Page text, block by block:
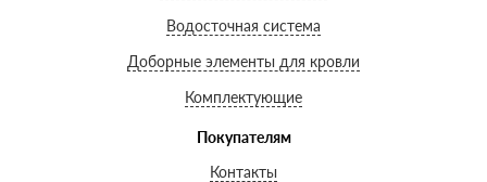
Водосточная система
Доборные элементы для кровли
Комплектующие
Покупателям
Контакты